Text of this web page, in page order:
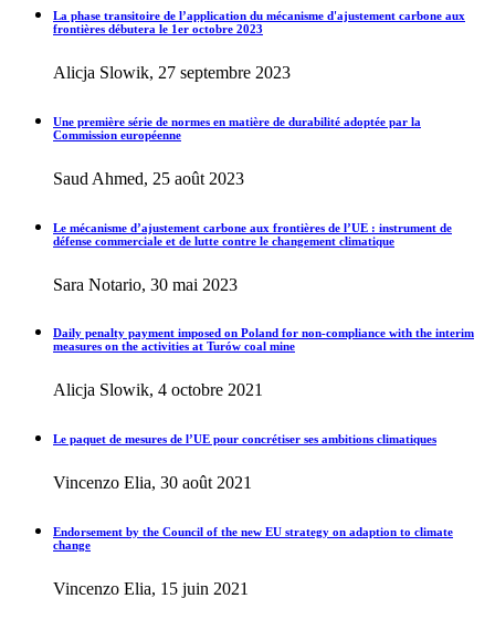
La phase transitoire de l’application du mécanisme d'ajustement carbone aux
frontières débutera le 1er octobre 2023
Alicja Slowik, 27 septembre 2023
Une première série de normes en matière de durabilité adoptée par la
Commission européenne
Saud Ahmed, 25 août 2023
Le mécanisme d’ajustement carbone aux frontières de l’UE : instrument de
défense commerciale et de lutte contre le changement climatique
Sara Notario, 30 mai 2023
Daily penalty payment imposed on Poland for non-compliance with the interim
measures on the activities at Turów coal mine
Alicja Slowik, 4 octobre 2021
Le paquet de mesures de l’UE pour concrétiser ses ambitions climatiques
Vincenzo Elia, 30 août 2021
Endorsement by the Council of the new EU strategy on adaption to climate
change
Vincenzo Elia, 15 juin 2021